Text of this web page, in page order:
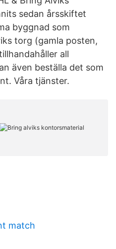
sedan årsskiftet
byggnad som
torg (gamla posten,
all
även beställa det som
Våra tjänster.
match